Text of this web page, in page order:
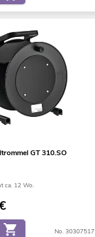
GT 310.SO
ca. 12 Wo.
No. 30307517